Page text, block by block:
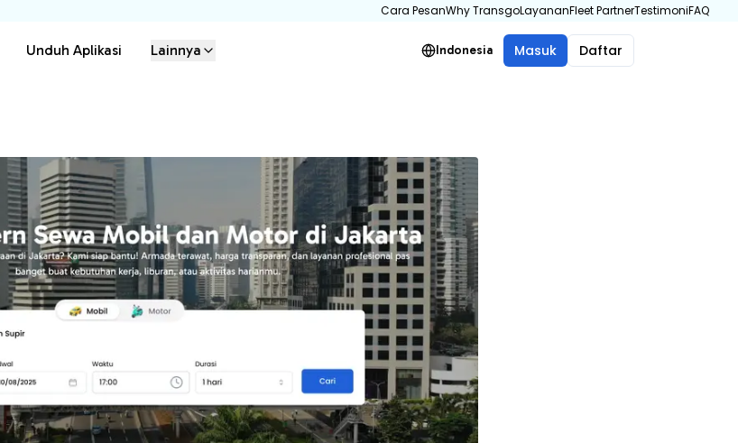
Cara PesanWhy TransgoLayananFleet PartnerTestimoniFAQ
Unduh Aplikasi Lainnya Indonesia Masuk Daftar